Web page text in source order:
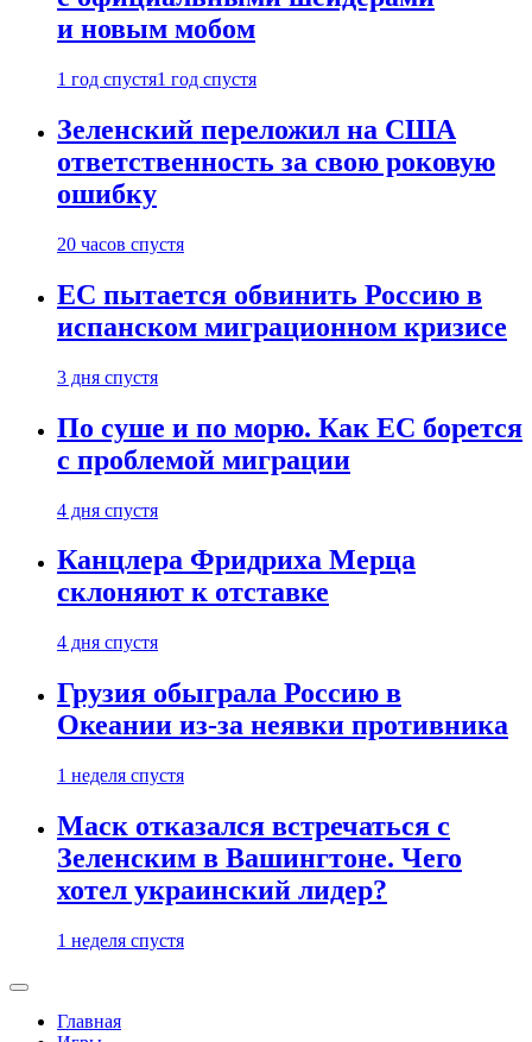
и новым мобом
1 год спустя1 год спустя
Зеленский переложил на США
ответственность за свою роковую
ошибку
20 часов спустя
ЕС пытается обвинить Россию в
испанском миграционном кризисе
3 дня спустя
По суше и по морю. Как ЕС борется
с проблемой миграции
4 дня спустя
Канцлера Фридриха Мерца
склоняют к отставке
4 дня спустя
Грузия обыграла Россию в
Океании из-за неявки противника
1 неделя спустя
Маск отказался встречаться с
Зеленским в Вашингтоне. Чего
хотел украинский лидер?
1 неделя спустя
Главная